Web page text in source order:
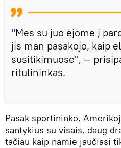
"Mes su juo ėjome į
jis man pasakojo, kaip
susitikimuose", —
ritulininkas.
Pasak sportininko,
santykius su visais, daug
tačiau kaip namie jaučiasi